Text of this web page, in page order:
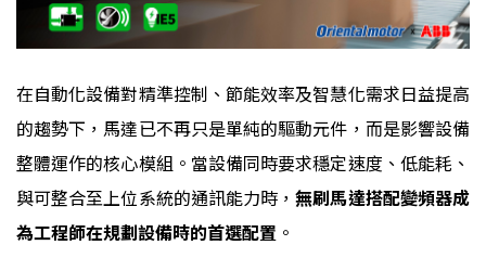
在自動化設備對精準控制、節能效率及智慧化需求日益提高
的趨勢下，馬達已不再只是單純的驅動元件，而是影響設備
整體運作的核心模組。當設備同時要求穩定速度、低能耗、
與可整合至上位系統的通訊能力時，無刷馬達搭配變頻器成
為工程師在規劃設備時的首選配置 。